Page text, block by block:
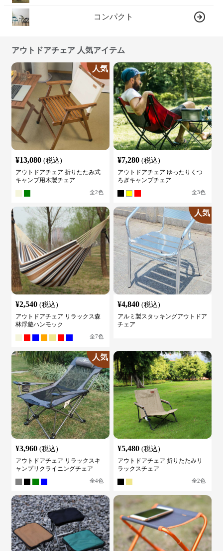
コンパクト
アウトドアチェア 人気アイテム
人気
¥13,080 (税込)
アウトドアチェア 折りたたみ式
キャンプ用木製チェア
全2色
¥7,280 (税込)
アウトドアチェア ゆったりくつ
ろぎキャンプチェア
全3色
¥2,540 (税込)
アウトドアチェア リラックス森
林浮遊ハンモック
全7色
人気
¥4,840 (税込)
アルミ製スタッキングアウトドア
チェア
人気
¥3,960 (税込)
アウトドアチェア リラックスキ
ャンプリクライニングチェア
全4色
¥5,480 (税込)
アウトドアチェア 折りたたみリ
ラックスチェア
全2色